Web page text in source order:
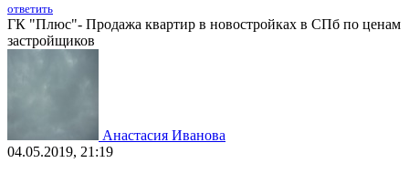
ответить
ГК "Плюс"- Продажа квартир в новостройках в СПб по ценам
застройщиков
Анастасия Иванова
04.05.2019, 21:19